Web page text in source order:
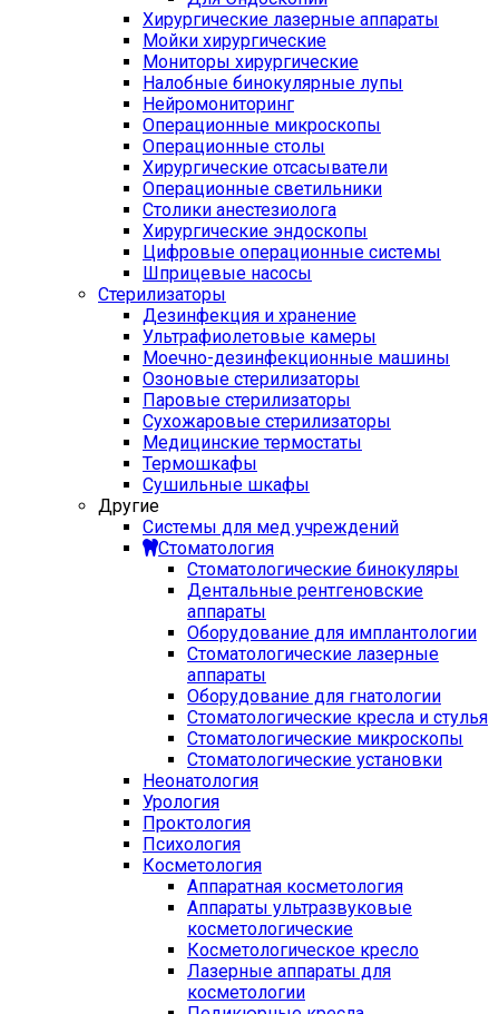
Хирургические лазерные аппараты
Мойки хирургические
Мониторы хирургические
Налобные бинокулярные лупы
Нейромониторинг
Операционные микроскопы
Операционные столы
Хирургические отсасыватели
Операционные светильники
Столики анестезиолога
Хирургические эндоскопы
Цифровые операционные системы
Шприцевые насосы
Стерилизаторы
Дезинфекция и хранение
Ультрафиолетовые камеры
Моечно-дезинфекционные машины
Озоновые стерилизаторы
Паровые стерилизаторы
Сухожаровые стерилизаторы
Медицинские термостаты
Термошкафы
Сушильные шкафы
Другие
Системы для мед учреждений
Стоматология
Стоматологические бинокуляры
Дентальные рентгеновские
аппараты
Оборудование для имплантологии
Стоматологические лазерные
аппараты
Оборудование для гнатологии
Стоматологические кресла и стулья
Стоматологические микроскопы
Стоматологические установки
Неонатология
Урология
Проктология
Психология
Косметология
Аппаратная косметология
Аппараты ультразвуковые
косметологические
Косметологическое кресло
Лазерные аппараты для
косметологии